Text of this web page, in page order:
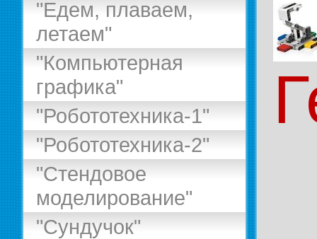
"Едем, плаваем,
летаем"
"Компьютерная
графика"
"Робототехника-1"
"Робототехника-2"
"Стендовое
моделирование"
"Сундучок"